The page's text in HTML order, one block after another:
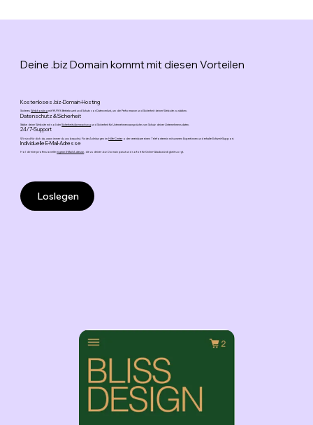
Deine .biz Domain kommt mit diesen Vorteilen
Kostenloses .biz-Domain-Hosting
SicheresWebhosting mit 99,99 % Betriebszeit und Schutz vor Datenverlust, um die Performance und Sicherheit deiner Website zu stärken.
Datenschutz & Sicherheit
Stärke deine Website mit soliderSicherheitsüberwachung und Sicherheit für Unternehmensansprüche zum Schutz deiner Unternehmensdaten.
24/7-Support
Wir sind für dich da, wann immer du uns brauchst. Finde Anleitungen imHilfe-Centeroder vereinbare einen Telefontermin mit unseren Expert:innen und erhalte Echtzeit-Support.
Individuelle E-Mail-Adresse
Hol dir eine professionelleeigene E-Mail-Adresse, die zu deiner .biz Domain passt und sofort für Online-Glaubwürdigkeit sorgt.
Loslegen